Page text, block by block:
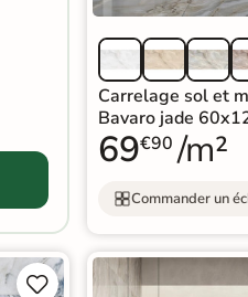
Carrelage sol et
Bavaro jade
69€90 /m²
Commander un

